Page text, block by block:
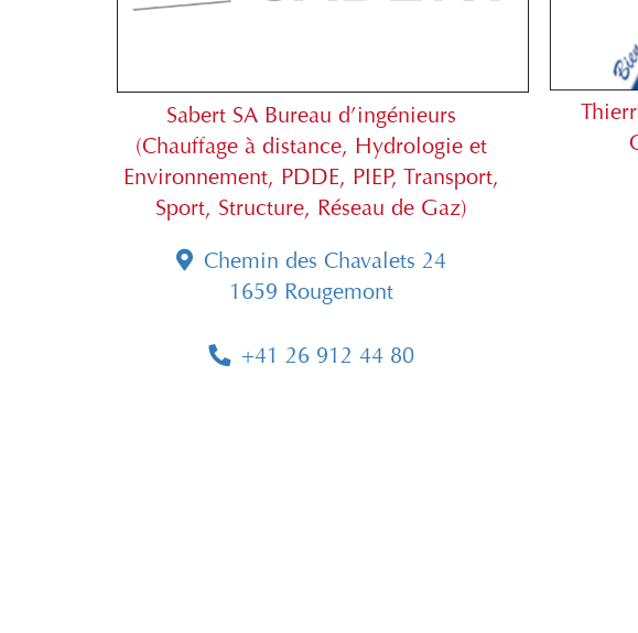
Sabert SA Bureau d’ingénieurs
(Chauffage à distance, Hydrologie et
Environnement, PDDE, PIEP, Transport,
Sport, Structure, Réseau de Gaz)
Chemin des Chavalets 24
1659 Rougemont
+41 26 912 44 80